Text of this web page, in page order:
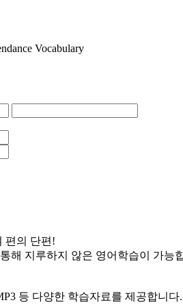
Vocabulary
편의 단편!
해 지루하지 않은 영어학습이 가능
등 다양한 학습자료를 제공합니다.